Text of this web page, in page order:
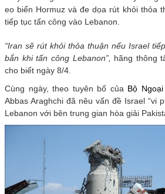
eo biển Hormuz và đe dọa rút khỏi thỏa
tiếp tục tấn công vào Lebanon.
“Iran sẽ rút khỏi thỏa thuận nếu Israel
bắn khi tấn công Lebanon”,
hãng thông
cho biết ngày 8/4.
Cùng ngày, theo tuyên bố của Bộ
Abbas Araghchi đã nêu vấn đề Israel “vi
Lebanon với bên trung gian hòa giải